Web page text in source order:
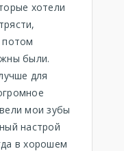
хотели
потом
были.
для
мои зубы
настрой
в хорошем